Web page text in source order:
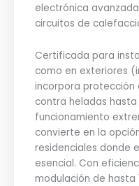
electrónica
circuitos de
Certificada para
como en exteriores
incorpora protección
contra heladas hasta
funcionamiento
convierte en la
residenciales donde
esencial. Con
modulación de hasta